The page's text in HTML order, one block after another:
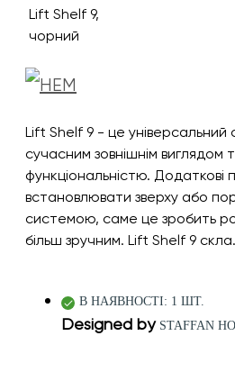
Lift Shelf 9 - це універсальний
сучасним зовнішнім виглядом
функціональністю. Додаткові
встановлювати зверху або
системою, саме це зробить
більш зручним. Lift Shelf 9
В НАЯВНОСТІ: 1 ШТ.
Designed by STAFFAN